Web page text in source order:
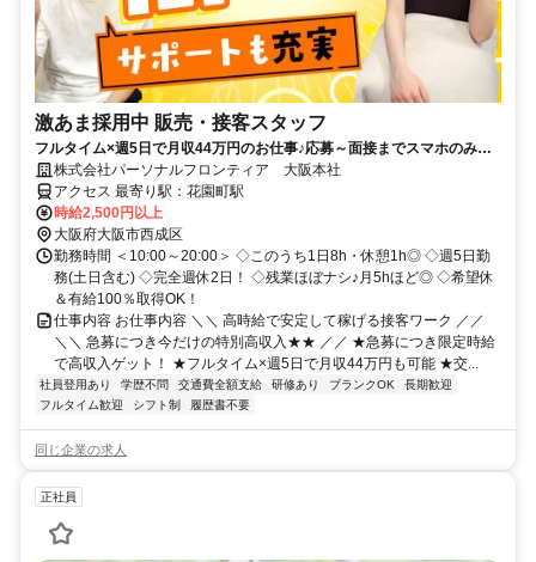
激あま採用中 販売・接客スタッフ
フルタイム×週5日で月収44万円のお仕事♪応募～面接までスマホのみで
完結！履歴書不要◎
株式会社パーソナルフロンティア 大阪本社
アクセス 最寄り駅：花園町駅
時給2,500円以上
大阪府大阪市西成区
勤務時間 ＜10:00～20:00＞ ◇このうち1日8h・休憩1h◎ ◇週5日勤
務(土日含む) ◇完全週休2日！ ◇残業ほぼナシ♪月5hほど◎ ◇希望休
＆有給100％取得OK！
仕事内容 お仕事内容 ＼＼ 高時給で安定して稼げる接客ワーク ／／
＼＼ 急募につき今だけの特別高収入★★ ／／ ★急募につき限定時給
で高収入ゲット！ ★フルタイム×週5日で月収44万円も可能 ★交...
社員登用あり 学歴不問 交通費全額支給 研修あり ブランクOK
長期歓迎
フルタイム歓迎
シフト制 履歴書不要
同じ企業の求人
正社員